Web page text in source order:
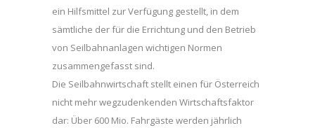
ein Hilfsmittel zur Verfügung gestellt, in dem
sämtliche der für die Errichtung und den Betrieb
von Seilbahnanlagen wichtigen Normen
zusammengefasst sind.
Die Seilbahnwirtschaft stellt einen für Österreich
nicht mehr wegzudenkenden Wirtschaftsfaktor
dar: Über 600 Mio. Fahrgäste werden jährlich